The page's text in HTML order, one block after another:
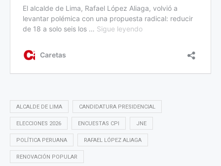
ALCALDE DE LIMA CANDIDATURA PRESIDENCIAL
ELECCIONES 2026 ENCUESTAS CPI JNE
POLÍTICA PERUANA RAFAEL LÓPEZ ALIAGA
RENOVACIÓN POPULAR